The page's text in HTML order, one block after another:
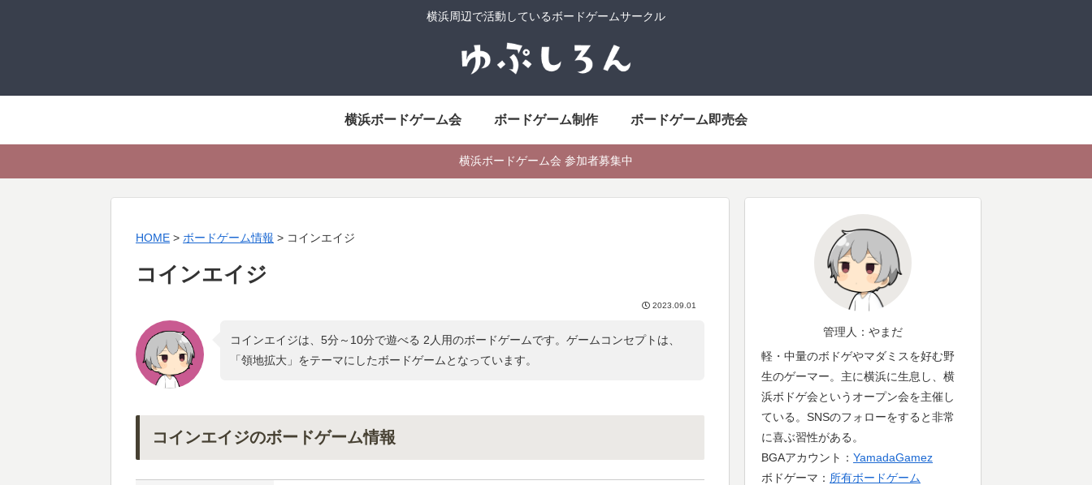
横浜周辺で活動しているボードゲームサークル
横浜ボードゲーム会 ボードゲーム制作 ボードゲーム即売会
横浜ボードゲーム会 参加者募集中
HOME > ボードゲーム情報 > コインエイジ
コインエイジ
2023.09.01
コインエイジは、5分～10分で遊べる 2人用のボードゲームです。ゲームコンセプトは、
「領地拡大 」をテーマにしたボードゲームとなっています。
コインエイジのボードゲーム情報
管理人：やまだ
軽・中量のボドゲやマダミスを好む野
生のゲーマー。主に横浜に生息し、横
浜ボドゲ会というオープン会を主催し
ている。SNSのフォローをすると非常
に喜ぶ習性がある。
BGAアカウント： YamadaGamez
ボドゲーマ： 所有ボードゲーム